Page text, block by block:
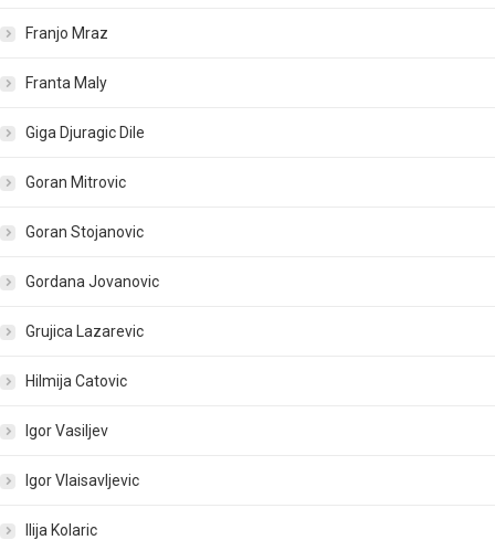
Franjo Mraz
Franta Maly
Giga Djuragic Dile
Goran Mitrovic
Goran Stojanovic
Gordana Jovanovic
Grujica Lazarevic
Hilmija Catovic
Igor Vasiljev
Igor Vlaisavljevic
Ilija Kolaric